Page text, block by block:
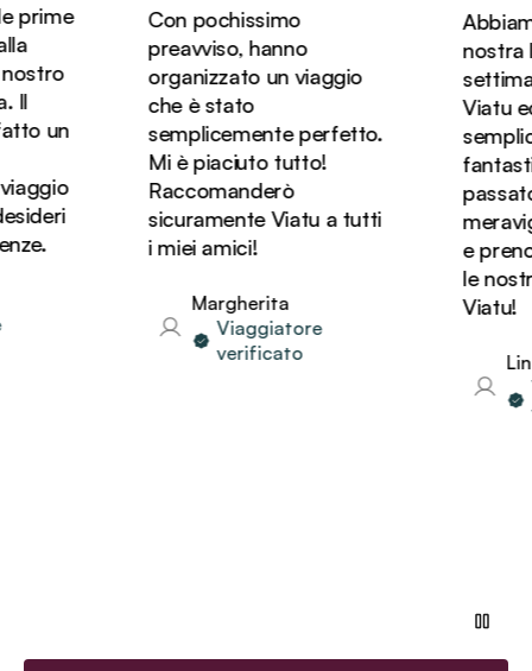
un
Con pochissimo
preavviso, hanno
organizzato un viaggio
che è stato
semplicemente perfetto.
Mi è piaciuto tutto!
Raccomanderò
sicuramente Viatu a tutti
i miei amici!
Margherita
Viaggiatore
verificato
nostra
Viatu
passato
e
le
Viatu!
Linda